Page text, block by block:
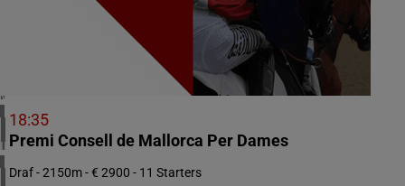
VERENIGD KONINKRIJK
2 meeting(s)
IERLAND
2 meeting(s)
18:35
Premi Consell de Mallorca Per Dames
Draf - 2150m - € 2900 - 11 Starters